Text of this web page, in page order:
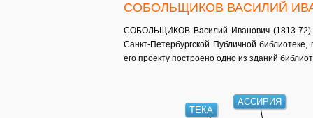
СОБОЛЬЩИКОВ ВАСИЛИЙ
СОБОЛЬЩИКОВ Василий Иванович (1813-72) -
Санкт-Петербургской Публичной
его проекту построено одно из зданий
ТЕКА
АССИРИЯ